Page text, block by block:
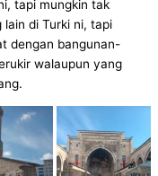
tapi mungkin tak
di Turki ni, tapi
dengan bangunan-
walaupun yang